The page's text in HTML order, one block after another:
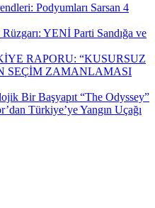
Podyumları Sarsan 4
YENİ Parti Sandığa ve
RAPORU: “KUSURSUZ
SEÇİM ZAMANLAMASI
Bir Başyapıt “The Odyssey”
Türkiye’ye Yangın Uçağı